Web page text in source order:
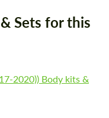
Sets for this
2020)) Body kits &